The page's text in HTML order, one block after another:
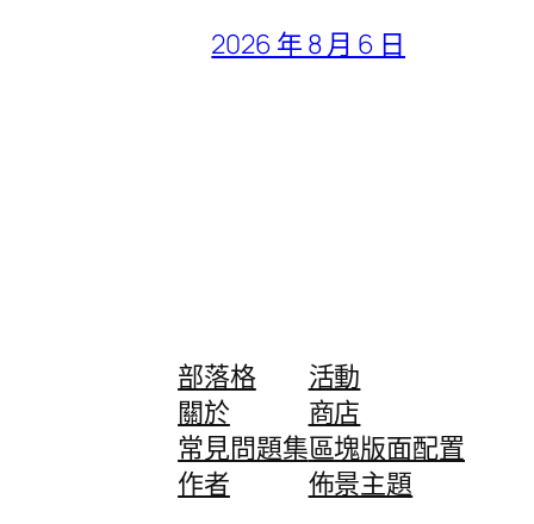
2026 年 8 月 6 日
部落格
關於
常見問題集
作者
活動
商店
區塊版面配置
佈景主題